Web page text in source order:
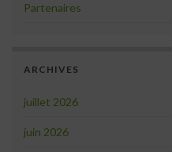
Partenaires
ARCHIVES
juillet 2026
juin 2026